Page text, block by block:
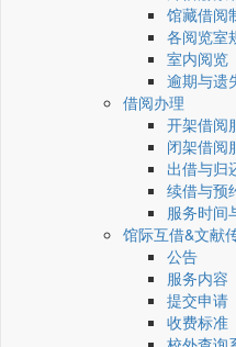
馆藏借阅
各阅览室
室内阅览
逾期与遗
借阅办理
开架借阅
闭架借阅
出借与归
续借与预
服务时间
馆际互借&文献
公告
服务内容
提交申请
收费标准